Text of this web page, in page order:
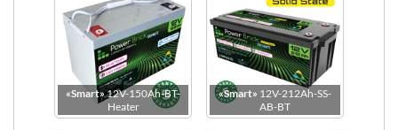
«Smart»12V-150Ah-BT-
Heater
«Smart» 12V-212Ah-SS-
AB-BT